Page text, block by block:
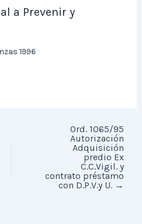
a Prevenir y
1996
Ord. 1065/95
Autorización
Adquisición
predio Ex
C.C.Vigil. y
contrato préstamo
con D.P.V.y U. →